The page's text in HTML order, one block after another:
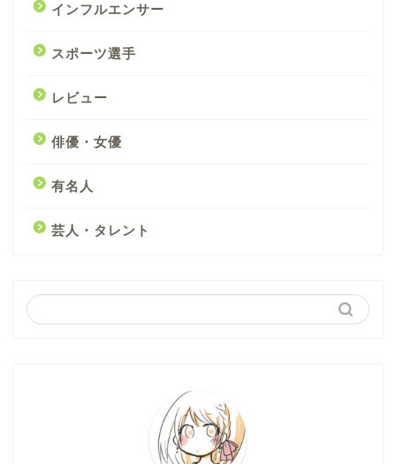
インフルエンサー
スポーツ選手
レビュー
俳優・女優
有名人
芸人・タレント